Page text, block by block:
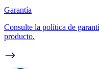
Garantía
Consulte la política de
producto.